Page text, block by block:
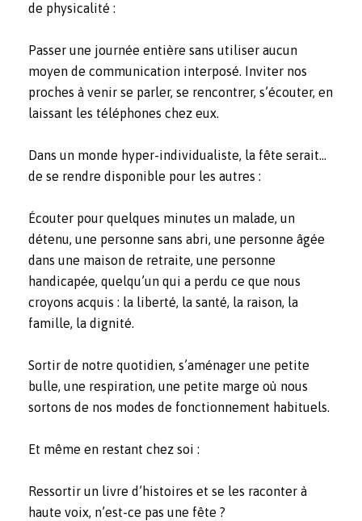
de physicalité :
Passer une journée entière sans utiliser aucun
moyen de communication interposé. Inviter nos
proches à venir se parler, se rencontrer, s’écouter, en
laissant les téléphones chez eux.
Dans un monde hyper-individualiste, la fête serait…
de se rendre disponible pour les autres :
Écouter pour quelques minutes un malade, un
détenu, une personne sans abri, une personne âgée
dans une maison de retraite, une personne
handicapée, quelqu’un qui a perdu ce que nous
croyons acquis : la liberté, la santé, la raison, la
famille, la dignité.
Sortir de notre quotidien, s’aménager une petite
bulle, une respiration, une petite marge où nous
sortons de nos modes de fonctionnement habituels.
Et même en restant chez soi :
Ressortir un livre d’histoires et se les raconter à
haute voix, n’est-ce pas une fête ?